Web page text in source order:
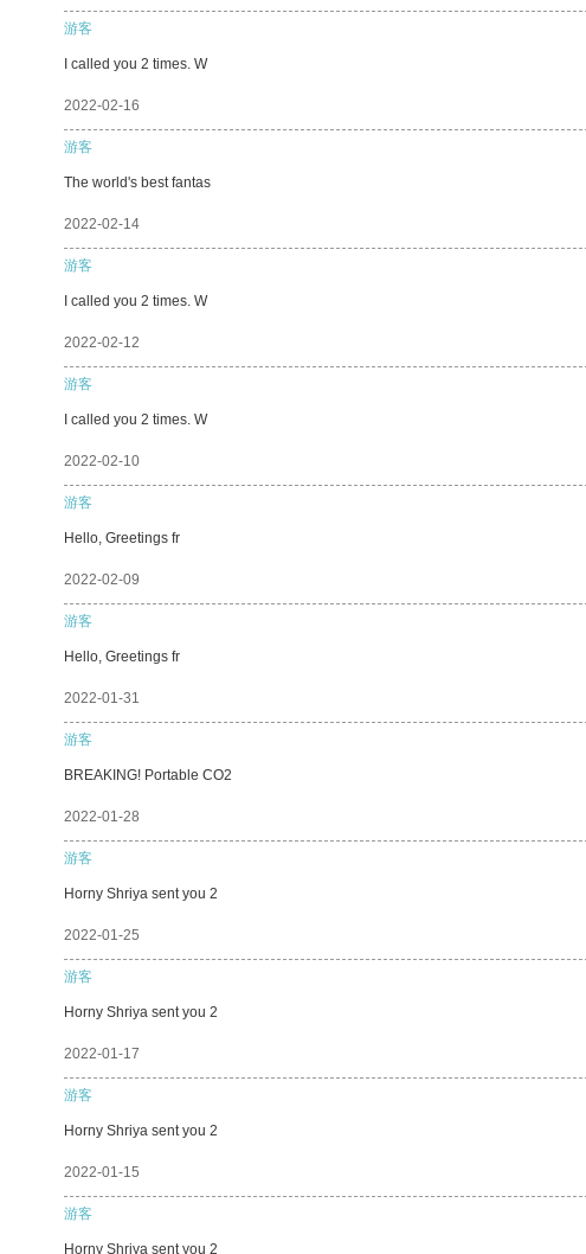
游客
I called you 2 times. W
2022-02-16
游客
The world's best fantas
2022-02-14
游客
I called you 2 times. W
2022-02-12
游客
I called you 2 times. W
2022-02-10
游客
Hello, Greetings fr
2022-02-09
游客
Hello, Greetings fr
2022-01-31
游客
BREAKING! Portable CO2
2022-01-28
游客
Horny Shriya sent you 2
2022-01-25
游客
Horny Shriya sent you 2
2022-01-17
游客
Horny Shriya sent you 2
2022-01-15
游客
Horny Shriya sent you 2